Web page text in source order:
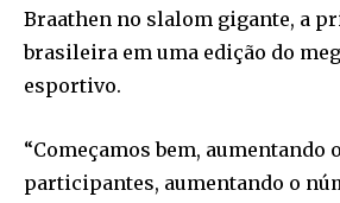
Braathen no slalom gigante, a
brasileira em uma edição do
esportivo.
“Começamos bem, aumentando
participantes, aumentando o